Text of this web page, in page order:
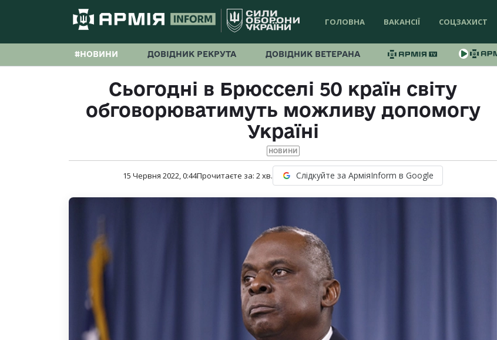
ГОЛОВНА ВАКАНСІЇ СОЦЗАХИСТ
#НОВИНИ ДОВІДНИК РЕКРУТА ДОВІДНИК ВЕТЕРАНА
Сьогодні в Брюсселі 50 країн світу
обговорюватимуть можливу допомогу
Україні
НОВИНИ
15 Червня 2022, 0:44Прочитаєте за: 2хв. Слідкуйте за АрміяInform в Google